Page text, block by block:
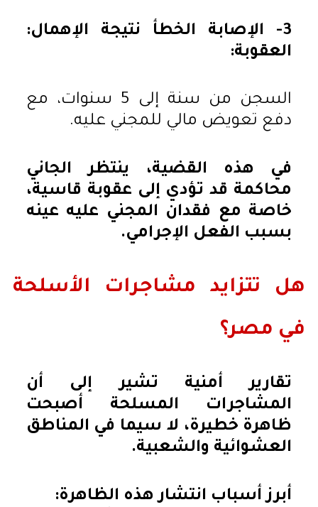
3- الإصابة الخطأ نتيجة الإهمال:
العقوبة:
السجن من سنة إلى 5 سنوات، مع
دفع تعويض مالي للمجني عليه.
في هذه القضية، ينتظر الجاني
محاكمة قد تؤدي إلى عقوبة قاسية،
خاصة مع فقدان المجني عليه عينه
بسبب الفعل الإجرامي.
هل تتزايد مشاجرات الأسلحة
في مصر؟
تقارير أمنية تشير إلى أن
المشاجرات المسلحة أصبحت
ظاهرة خطيرة، لا سيما في المناطق
العشوائية والشعبية.
أبرز أسباب انتشار هذه الظاهرة: